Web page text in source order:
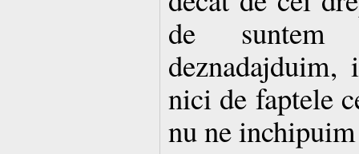
de
nici de faptele
nu ne